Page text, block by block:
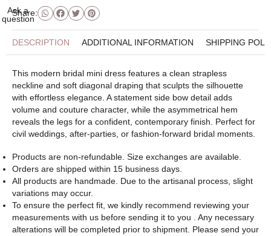
Ask a
question
Share:
DESCRIPTION ADDITIONAL INFORMATION SHIPPING
This modern bridal mini dress features a clean strapless
neckline and soft diagonal draping that sculpts the silhouette
with effortless elegance. A statement side bow detail adds
volume and couture character, while the asymmetrical hem
reveals the legs for a confident, contemporary finish. Perfect for
civil weddings, after-parties, or fashion-forward bridal moments.
Products are non-refundable. Size exchanges are available.
Orders are shipped within 15 business days.
All products are handmade. Due to the artisanal process, slight
variations may occur.
To ensure the perfect fit, we kindly recommend reviewing your
measurements with us before sending it to you . Any necessary
alterations will be completed prior to shipment. Please send your